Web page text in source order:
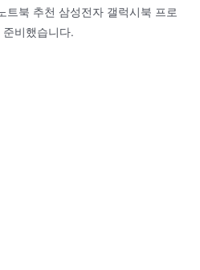
트북 추천 삼성전자 갤럭시북 프로
비했습니다.